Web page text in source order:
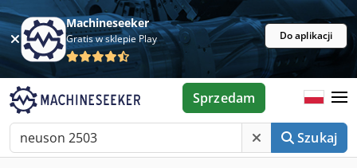
Machineseeker
Gratis w sklepie Play Do aplikacji
Szukaj
Sprzedam